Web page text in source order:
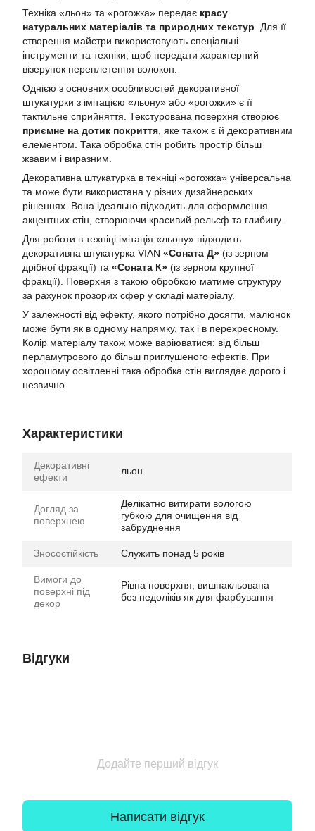
Техніка «льон» та «рогожка» передає красу
натуральних матеріалів та природних текстур. Для її
створення майстри використовують спеціальні
інструменти та техніки, щоб передати характерний
візерунок переплетення волокон.
Однією з основних особливостей декоративної
штукатурки з імітацією «льону» або «рогожки» є її
тактильне сприйняття. Текстурована поверхня створює
приємне на дотик покриття, яке також є й декоративним
елементом. Така обробка стін робить простір більш
жвавим і виразним.
Декоративна штукатурка в техніці «рогожка» універсальна
та може бути використана у різних дизайнерських
рішеннях. Вона ідеально підходить для оформлення
акцентних стін, створюючи красивий рельєф та глибину.
Для роботи в техніці імітація «льону» підходить
декоративна штукатурка VIAN «Соната Д» (із зерном
дрібної фракції) та «Соната К» (із зерном крупної
фракції). Поверхня з такою обробкою матиме структуру
за рахунок прозорих сфер у складі матеріалу.
У залежності від ефекту, якого потрібно досягти, малюнок
може бути як в одному напрямку, так і в перехресному.
Колір матеріалу також може варіюватися: від більш
перламутрового до більш приглушеного ефектів. При
хорошому освітленні така обробка стін виглядає дорого і
незвично.
Характеристики
Декоративні
ефекти
льон
Догляд за
поверхнею
Делікатно витирати вологою
губкою для очищення від
забруднення
Зносостійкість Служить понад 5 років
Вимоги до
поверхні під
декор
Рівна поверхня, вишпакльована
без недоліків як для фарбування
Відгуки
Додайте перший відгук
Написати відгук